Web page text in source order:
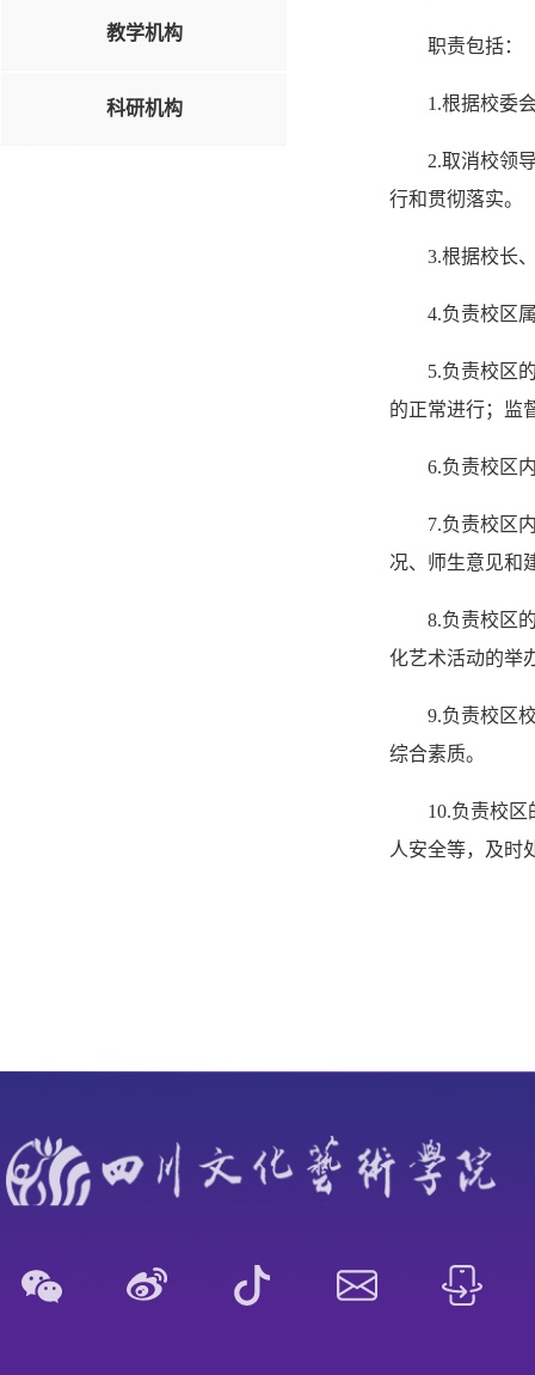
教学机构
科研机构
职责包括：
1.根据校委
2.取消校领
行和贯彻落实。
3.根据校长
4.负责校区
5.负责校区
的正常进行；监
6.负责校区
7.负责校区
况、师生意见和
8.负责校区
化艺术活动的举
9.负责校区
综合素质。
10.负责校
人安全等，及时